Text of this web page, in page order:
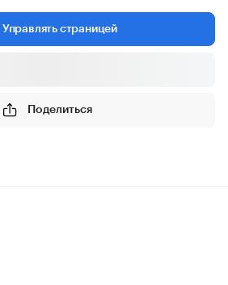
Управлять страницей
Поделиться